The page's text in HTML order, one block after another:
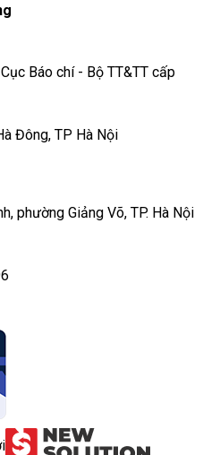
Báo chí - Bộ TT&TT cấp
Đông, TP Hà Nội
phường Giảng Võ, TP. Hà Nội